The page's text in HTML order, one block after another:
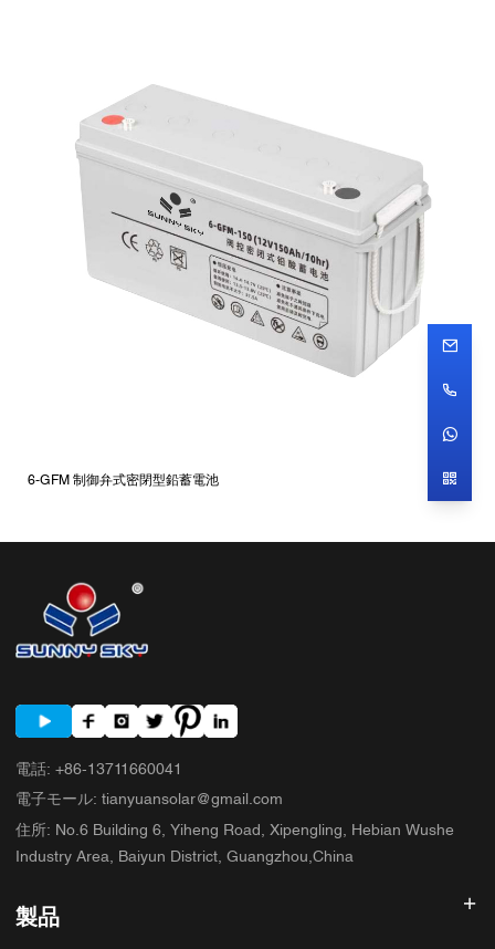
6-GFM 制御弁式密閉型鉛蓄電池
電話: +86-13711660041
電子モール: tianyuansolar@gmail.com
住所: No.6 Building 6, Yiheng Road, Xipengling, Hebian Wushe
Industry Area, Baiyun District, Guangzhou,China
製品